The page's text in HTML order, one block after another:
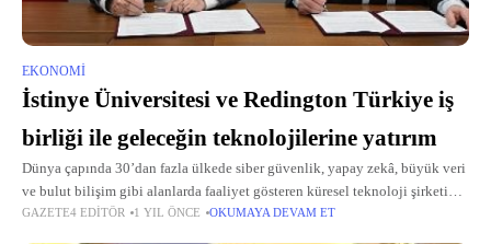
EKONOMI
İstinye Üniversitesi ve Redington Türkiye iş
birliği ile geleceğin teknolojilerine yatırım
Dünya çapında 30’dan fazla ülkede siber güvenlik, yapay zekâ, büyük veri
ve bulut bilişim gibi alanlarda faaliyet gösteren küresel teknoloji şirketi
Redington Türkiye ve İstinye Üniversitesi iş birliklerini genişleterek
GAZETE4 EDITÖR 1 YIL ÖNCE OKUMAYA DEVAM ET